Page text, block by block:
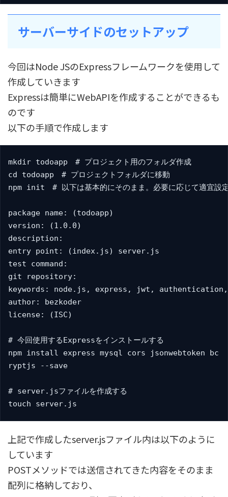
サーバーサイドのセットアップ
今回はNode JSのExpressフレームワークを使用して
作成していきます
Expressは簡単にWebAPIを作成することができるも
のです
以下の手順で作成します
mkdir todoapp　# プロジェクト用のフォルダ作成
cd todoapp　# プロジェクトフォルダに移動
npm init　# 以下は基本的にそのまま。必要に応じて適宜設
package name: (todoapp)
version: (1.0.0)
description:
entry point: (index.js) server.js
test command:
git repository:
keywords: node.js, express, jwt, authentication,
author: bezkoder
license: (ISC)
# 今回使用するExpressをインストールする
npm install express mysql cors jsonwebtoken bc
ryptjs --save
# server.jsファイルを作成する
touch server.js
上記で作成したserver.jsファイル内は以下のように
しています
POSTメソッドでは送信されてきた内容をそのまま
配列に格納しており、